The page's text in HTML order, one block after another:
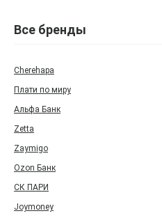
Все бренды
Cherehapa
Плати по миру
Альфа Банк
Zetta
Zaymigo
Ozon Банк
СК ПАРИ
Joymoney